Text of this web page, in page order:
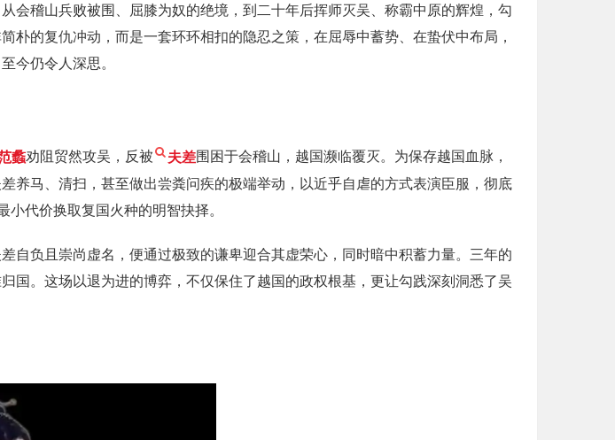
会稽山兵败被围、屈膝为奴的绝境，到二十年后挥师灭吴、称霸中原的辉煌，勾
的复仇冲动，而是一套环环相扣的隐忍之策，在屈辱中蓄势、在蛰伏中布局，
今仍令人深思。
蠡劝阻贸然攻吴，反被 夫差围困于会稽山，越国濒临覆灭。为保存越国血脉，
养马、清扫，甚至做出尝粪问疾的极端举动，以近乎自虐的方式表演臣服，彻底
小代价换取复国火种的明智抉择。
自负且崇尚虚名，便通过极致的谦卑迎合其虚荣心，同时暗中积蓄力量。三年的
国。这场以退为进的博弈，不仅保住了越国的政权根基，更让勾践深刻洞悉了吴